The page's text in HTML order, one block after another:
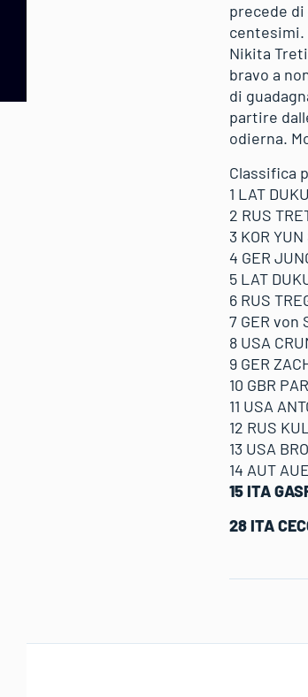
precede
centesimi.
Nikita
bravo a
di
partire
odierna.
Classifica
1 LAT
2 RUS
3 KOR
4 GER
5 LAT
6 RUS
7 GER von
8 USA
9 GER
10 GBR
11 USA
12 RUS
13 USA
14 AUT
15 ITA
28 ITA